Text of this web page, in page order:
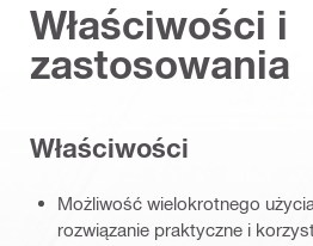
Właściwości i
zastosowania
Właściwości
Możliwość wielokrotnego
rozwiązanie praktyczne i